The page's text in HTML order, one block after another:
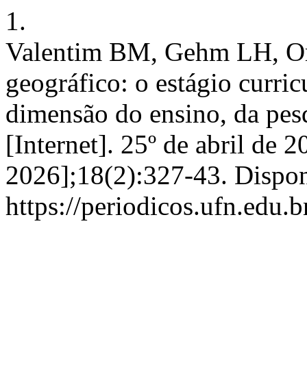
1.
Valentim BM, Gehm LH,
geográfico: o estágio
dimensão do ensino, da
[Internet]. 25º de abril de
2026];18(2):327-43.
https://